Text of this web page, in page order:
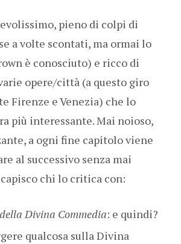
pieno di colpi di
a volte scontati, ma ormai lo
è conosciuto) e ricco di
opere/città (a questo giro
Firenze e Venezia) che lo
più interessante. Mai noioso,
a ogni fine capitolo viene
al successivo senza mai
chi lo critica con:
Divina Commedia: e quindi?
qualcosa sulla Divina